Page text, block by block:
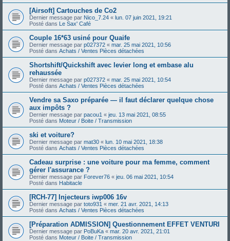
[Airsoft] Cartouches de Co2
Dernier message par Nico_7.24 « lun. 07 juin 2021, 19:21
Posté dans Le Sax' Café
Couple 16*63 usiné pour Quaife
Dernier message par p027372 « mar. 25 mai 2021, 10:56
Posté dans Achats / Ventes Pièces détachées
Shortshift/Quickshift avec levier long et embase alu
rehaussée
Dernier message par p027372 « mar. 25 mai 2021, 10:54
Posté dans Achats / Ventes Pièces détachées
Vendre sa Saxo préparée — il faut déclarer quelque chose
aux impôts ?
Dernier message par pacou1 « jeu. 13 mai 2021, 08:55
Posté dans Moteur / Boite / Transmission
ski et voiture?
Dernier message par mat30 « lun. 10 mai 2021, 18:38
Posté dans Achats / Ventes Pièces détachées
Cadeau surprise : une voiture pour ma femme, comment
gérer l'assurance ?
Dernier message par Forever76 « jeu. 06 mai 2021, 10:54
Posté dans Habitacle
[RCH-77] Injecteurs iwp006 16v
Dernier message par toto931 « mer. 21 avr. 2021, 14:13
Posté dans Achats / Ventes Pièces détachées
[Préparation ADMISSION] Questionnement EFFET VENTURI
Dernier message par PoBuKa « mar. 20 avr. 2021, 21:01
Posté dans Moteur / Boite / Transmission